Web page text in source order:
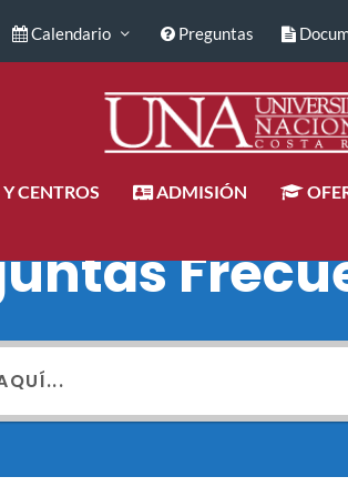
Calendario Preguntas
CENTROS ADMISIÓN